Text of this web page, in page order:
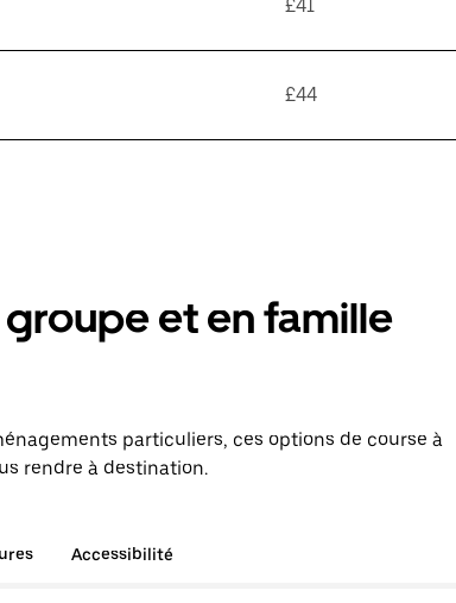
£41
£44
et en famille
particuliers, ces options de course à
rendre à destination.
Accessibilité